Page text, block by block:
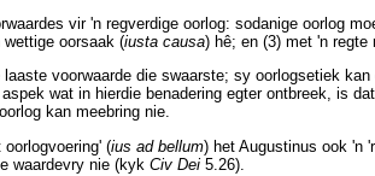
vir 'n regverdige oorlog: sodanige oorlog
oorsaak (iusta causa) hê; en (3) met 'n regte
voorwaarde die swaarste; sy oorlogsetiek
wat in hierdie benadering egter ontbreek, is
kan meebring nie.
(ius ad bellum) het Augustinus ook 'n
waardevry nie (kyk Civ Dei 5.26).